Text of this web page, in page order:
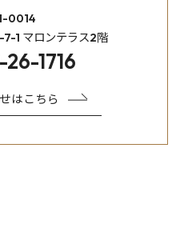
0014
1 マロンテラス2階
1716
はこちら